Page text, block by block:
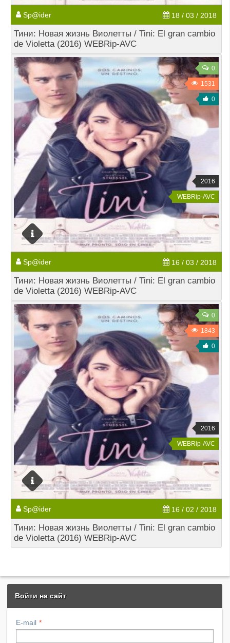
Sp@ider 18 / 03 / 2018
Тини: Новая жизнь Виолетты / Tini: El gran cambio
de Violetta (2016) WEBRip-AVC
0
1531
0
2016
WEBRip-AVC
Sp@ider 16 / 03 / 2018
Тини: Новая жизнь Виолетты / Tini: El gran cambio
de Violetta (2016) WEBRip-AVC
0
1843
0
2016
WEBRip-AVC
Sp@ider 16 / 02 / 2018
Тини: Новая жизнь Виолетты / Tini: El gran cambio
de Violetta (2016) WEBRip-AVC
Войти на сайт
E-mail